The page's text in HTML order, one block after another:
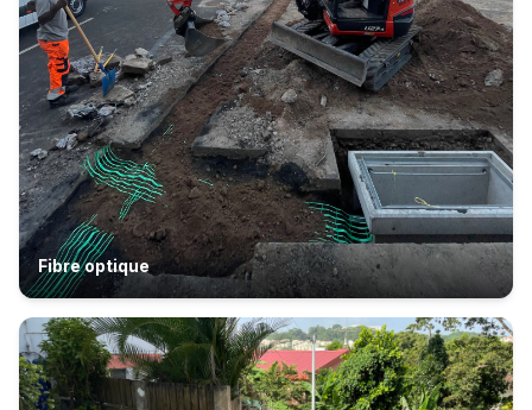
Fibre optique